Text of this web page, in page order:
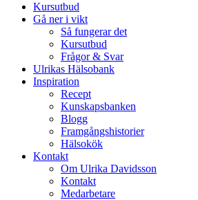
Kursutbud
Gå ner i vikt
Så fungerar det
Kursutbud
Frågor & Svar
Ulrikas Hälsobank
Inspiration
Recept
Kunskapsbanken
Blogg
Framgångshistorier
Hälsokök
Kontakt
Om Ulrika Davidsson
Kontakt
Medarbetare